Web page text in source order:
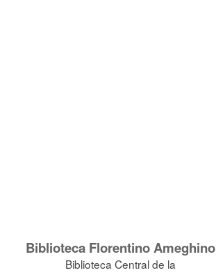
Biblioteca Florentino Ameghino
Biblioteca Central de la